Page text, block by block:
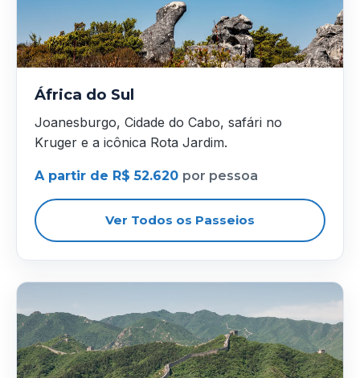
África do Sul
Joanesburgo, Cidade do Cabo, safári no
Kruger e a icônica Rota Jardim.
A partir de R$ 52.620 por pessoa
Ver Todos os Passeios